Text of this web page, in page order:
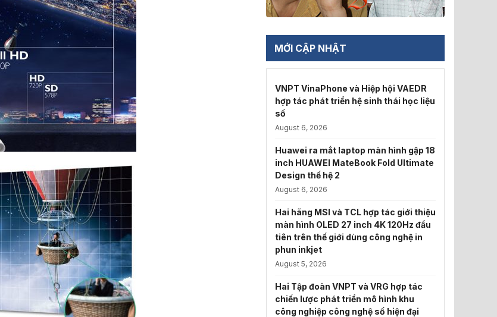
MỚI CẬP NHẬT
VNPT VinaPhone và Hiệp hội VAEDR
hợp tác phát triển hệ sinh thái học liệu
số
August 6, 2026
Huawei ra mắt laptop màn hình gập 18
inch HUAWEI MateBook Fold Ultimate
Design thế hệ 2
August 6, 2026
Hai hãng MSI và TCL hợp tác giới thiệu
màn hình OLED 27 inch 4K 120Hz đầu
tiên trên thế giới dùng công nghệ in
phun inkjet
August 5, 2026
Hai Tập đoàn VNPT và VRG hợp tác
chiến lược phát triển mô hình khu
công nghiệp công nghệ số hiện đại